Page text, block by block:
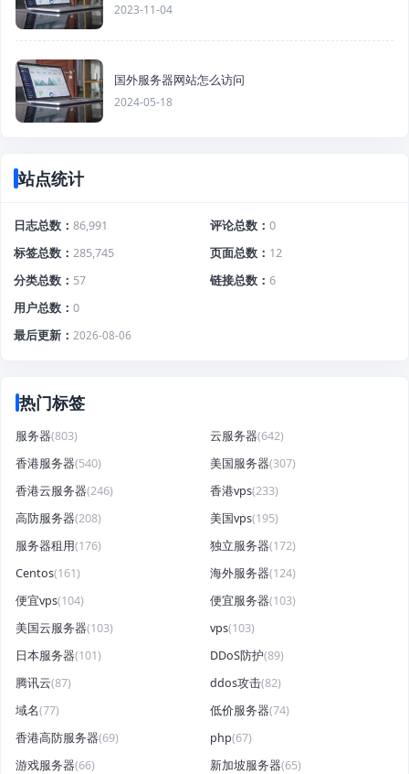
2023-11-04
国外服务器网站怎么访问
2024-05-18
站点统计
日志总数 86,991 评论总数
0
标签总数
285,745 页面总数
12
分类总数
57 链接总数
6
用户总数
0
最后更新
2026-08-06
热门标签
服务器(803) 云服务器(642)
香港服务器(540) 美国服务器(307)
香港云服务器(246) 香港vps(233)
高防服务器(208) 美国vps(195)
服务器租用(176) 独立服务器(172)
Centos(161) 海外服务器(124)
便宜vps(104) 便宜服务器(103)
美国云服务器(103) vps(103)
日本服务器(101) DDoS防护(89)
腾讯云(87) ddos攻击(82)
域名(77) 低价服务器(74)
香港高防服务器(69) php(67)
游戏服务器(66) 新加坡服务器(65)